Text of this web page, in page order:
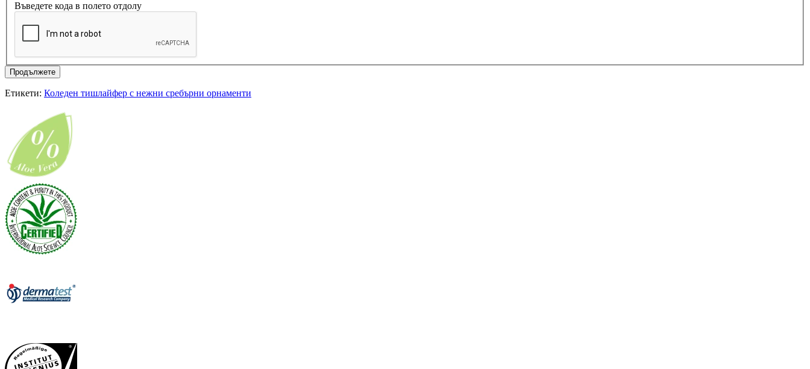
Въведете кода в полето отдолу
Продължете
Етикети: Коледен тишлайфер с нежни сребърни орнаменти